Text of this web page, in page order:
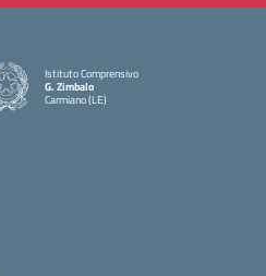
Istituto Comprensivo
G. Zimbalo
Carmiano (LE)